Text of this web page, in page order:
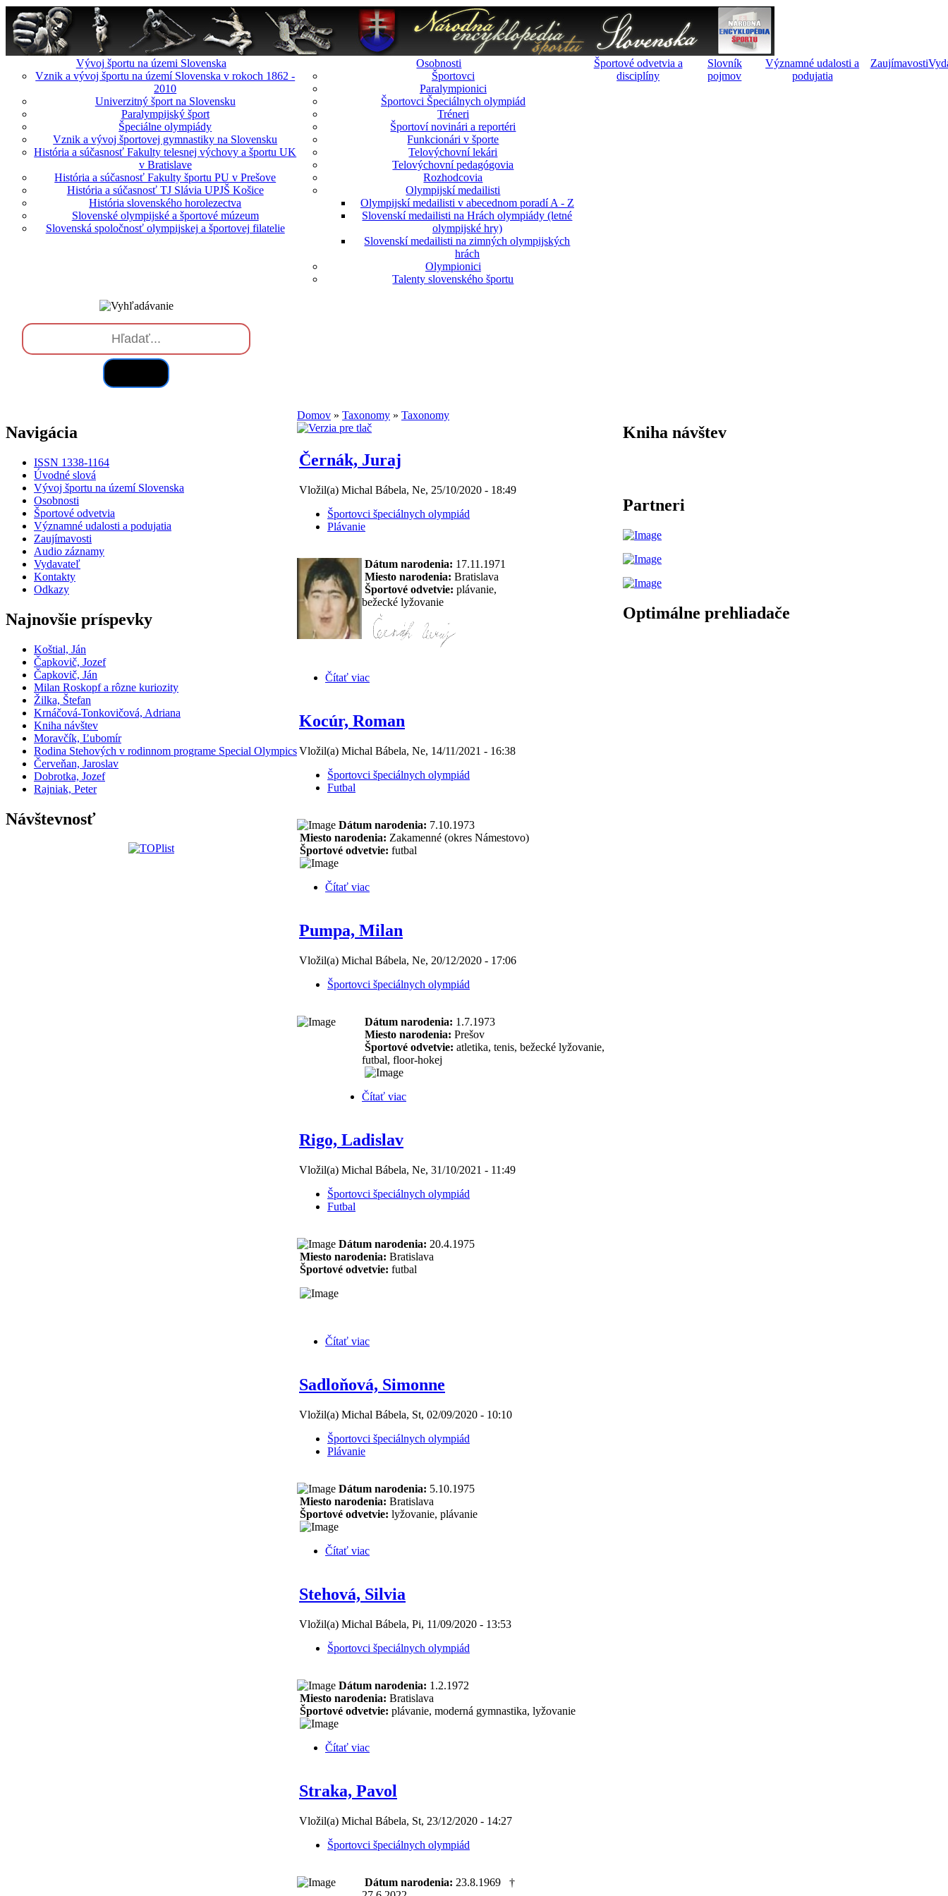
Vývoj športu na územi Slovenska
Vznik a vývoj športu na území Slovenska v rokoch 1862 -
2010
Univerzitný šport na Slovensku
Paralympijský šport
Špeciálne olympiády
Vznik a vývoj športovej gymnastiky na Slovensku
História a súčasnosť Fakulty telesnej výchovy a športu UK
v Bratislave
História a súčasnosť Fakulty športu PU v Prešove
História a súčasnosť TJ Slávia UPJŠ Košice
História slovenského horolezectva
Slovenské olympijské a športové múzeum
Slovenská spoločnosť olympijskej a športovej filatelie
Osobnosti
Športovci
Paralympionici
Športovci Špeciálnych olympiád
Tréneri
Športoví novinári a reportéri
Funkcionári v športe
Telovýchovní lekári
Telovýchovní pedagógovia
Rozhodcovia
Olympijskí medailisti
Olympijskí medailisti v abecednom poradí A - Z
Slovenskí medailisti na Hrách olympiády (letné
olympijské hry)
Slovenskí medailisti na zimných olympijských
hrách
Olympionici
Talenty slovenského športu
Športové odvetvia a
disciplíny
Slovník
pojmov
Významné udalosti a
podujatia
Zaujímavosti
Navigácia
ISSN 1338-1164
Úvodné slová
Vývoj športu na území Slovenska
Osobnosti
Športové odvetvia
Významné udalosti a podujatia
Zaujímavosti
Audio záznamy
Vydavateľ
Kontakty
Odkazy
Najnovšie príspevky
Koštial, Ján
Čapkovič, Jozef
Čapkovič, Ján
Milan Roskopf a rôzne kuriozity
Žilka, Štefan
Krnáčová-Tonkovičová, Adriana
Kniha návštev
Moravčík, Ľubomír
Rodina Stehových v rodinnom programe Special Olympics
Červeňan, Jaroslav
Dobrotka, Jozef
Rajniak, Peter
Návštevnosť
Domov » Taxonomy » Taxonomy
Černák, Juraj
Vložil(a) Michal Bábela, Ne, 25/10/2020 - 18:49
Športovci špeciálnych olympiád
Plávanie
Dátum narodenia: 17.11.1971
Miesto narodenia: Bratislava
Športové odvetvie: plávanie,
bežecké lyžovanie
Čítať viac
Kocúr, Roman
Vložil(a) Michal Bábela, Ne, 14/11/2021 - 16:38
Športovci špeciálnych olympiád
Futbal
Dátum narodenia: 7.10.1973
Miesto narodenia: Zakamenné (okres Námestovo)
Športové odvetvie: futbal
Čítať viac
Pumpa, Milan
Vložil(a) Michal Bábela, Ne, 20/12/2020 - 17:06
Športovci špeciálnych olympiád
Dátum narodenia: 1.7.1973
Miesto narodenia: Prešov
Športové odvetvie: atletika, tenis, bežecké lyžovanie,
futbal, floor-hokej
Čítať viac
Rigo, Ladislav
Vložil(a) Michal Bábela, Ne, 31/10/2021 - 11:49
Športovci špeciálnych olympiád
Futbal
Dátum narodenia: 20.4.1975
Miesto narodenia: Bratislava
Športové odvetvie: futbal
Čítať viac
Sadloňová, Simonne
Vložil(a) Michal Bábela, St, 02/09/2020 - 10:10
Športovci špeciálnych olympiád
Plávanie
Dátum narodenia: 5.10.1975
Miesto narodenia: Bratislava
Športové odvetvie: lyžovanie, plávanie
Čítať viac
Stehová, Silvia
Vložil(a) Michal Bábela, Pi, 11/09/2020 - 13:53
Športovci špeciálnych olympiád
Dátum narodenia: 1.2.1972
Miesto narodenia: Bratislava
Športové odvetvie: plávanie, moderná gymnastika, lyžovanie
Čítať viac
Straka, Pavol
Vložil(a) Michal Bábela, St, 23/12/2020 - 14:27
Športovci špeciálnych olympiád
Dátum narodenia: 23.8.1969 †
Kniha návštev
Partneri
Optimálne prehliadače